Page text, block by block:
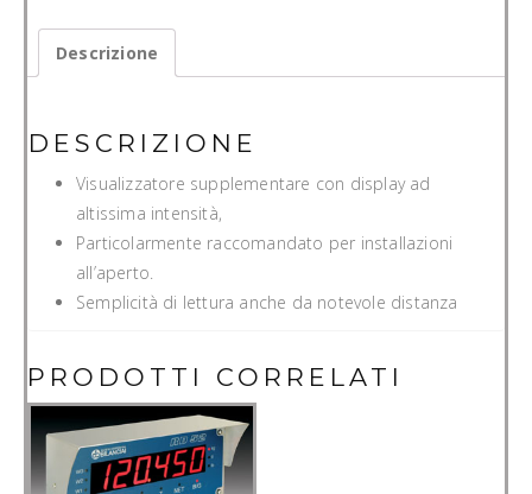
Descrizione
DESCRIZIONE
Visualizzatore supplementare con display ad
altissima intensità,
Particolarmente raccomandato per installazioni
all’aperto.
Semplicità di lettura anche da notevole distanza
PRODOTTI CORRELATI